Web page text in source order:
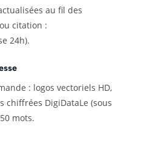
au fil des
citation :
24h).
: logos vectoriels HD,
chiffrées DigiDataLe (sous
mots.